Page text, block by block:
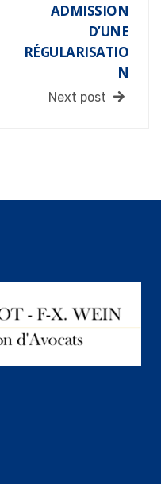
ADMISSION
D’UNE
RÉGULARISATIO
N
Next post